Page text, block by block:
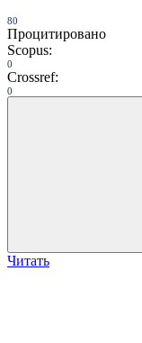
80
Процитировано
Scopus:
0
Crossref:
0
Читать